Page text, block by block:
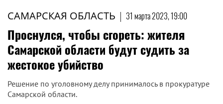
САМАРСКАЯ ОБЛАСТЬ | 31 марта 2023, 19:00
Проснулся, чтобы сгореть: жителя
Самарской области будут судить за
жестокое убийство
Решение по уголовному делу принималось в прокуратуре
Самарской области.